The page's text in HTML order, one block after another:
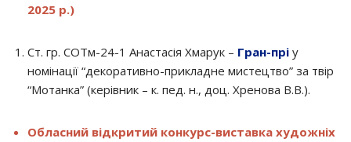
2025 р.)
Ст. гр. СОТм-24-1 Анастасія Хмарук – Гран-прі у
номінації “декоративно-прикладне мистецтво” за твір
“Мотанка” (керівник – к. пед. н., доц. Хренова В.В.).
Обласний відкритий конкурс-виставка художніх